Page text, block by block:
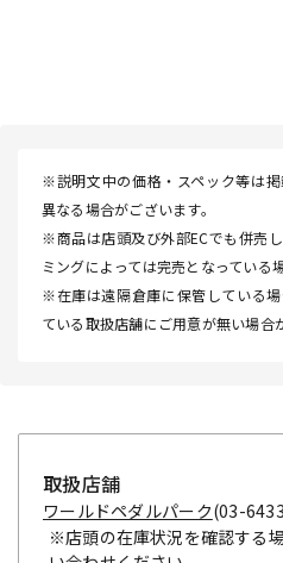
※説明文中の価格・スペック等は
異なる場合がございます。
※商品は店頭及び外部ECでも併売
ミングによっては完売となっている
※在庫は遠隔倉庫に保管している
ている取扱店舗にご用意が無い場合
取扱店舗
ワールドペダルパーク(03-
※店頭の在庫状況を確認する